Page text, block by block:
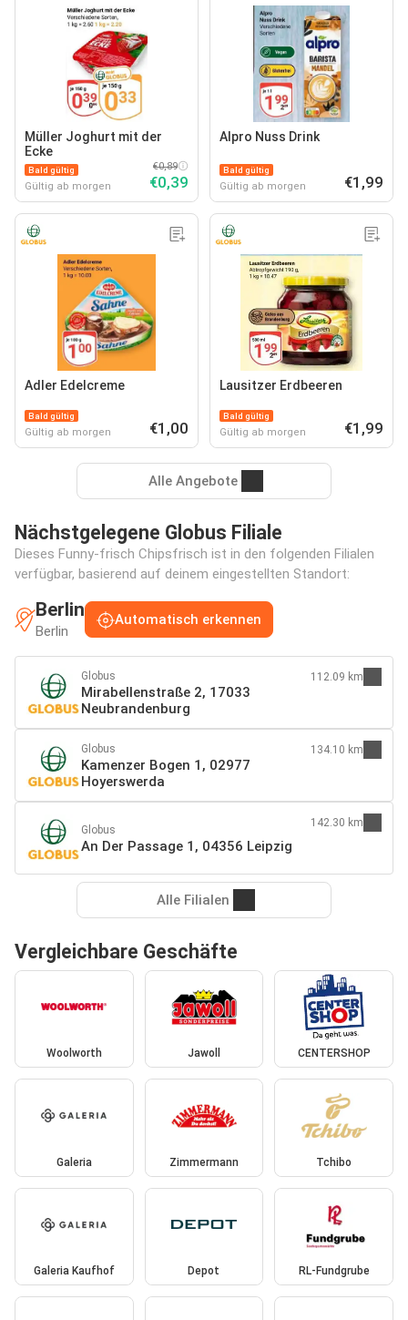
Müller Joghurt mit der
Ecke
Bald gültig
Gültig ab morgen
€0,89
€0,39
Alpro Nuss Drink
Bald gültig
Gültig ab morgen €1,99
Adler Edelcreme
Bald gültig
Gültig ab morgen €1,00
Lausitzer Erdbeeren
Bald gültig
Gültig ab morgen €1,99
Alle Angebote
Nächstgelegene Globus Filiale
Dieses Funny-frisch Chipsfrisch ist in den folgenden Filialen
verfügbar, basierend auf deinem eingestellten Standort:
Berlin
Berlin
Automatisch erkennen
Globus
Mirabellenstraße 2, 17033
Neubrandenburg
112.09 km
Globus
Kamenzer Bogen 1, 02977
Hoyerswerda
134.10 km
Globus
An Der Passage 1, 04356 Leipzig
142.30 km
Alle Filialen
Vergleichbare Geschäfte
Woolworth Jawoll CENTERSHOP
Galeria Zimmermann Tchibo
Galeria Kaufhof Depot RL-Fundgrube